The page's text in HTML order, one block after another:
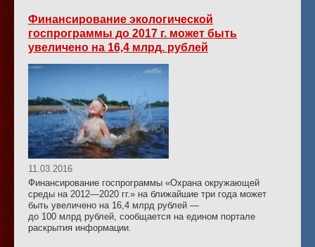
Финансирование экологической
госпрограммы до 2017 г. может быть
увеличено на 16,4 млрд. рублей
11.03.2016
Финансирование госпрограммы «Охрана окружающей
среды на 2012—2020 гг.» на ближайшие три года может
быть увеличено на 16,4 млрд рублей —
до 100 млрд рублей, сообщается на едином портале
раскрытия информации.